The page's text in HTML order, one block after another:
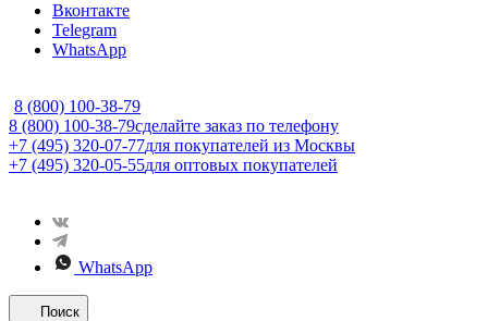
Вконтакте
Telegram
WhatsApp
8 (800) 100-38-79
8 (800) 100-38-79сделайте заказ по телефону
+7 (495) 320-07-77для покупателей из Москвы
+7 (495) 320-05-55для оптовых покупателей
WhatsApp
Поиск